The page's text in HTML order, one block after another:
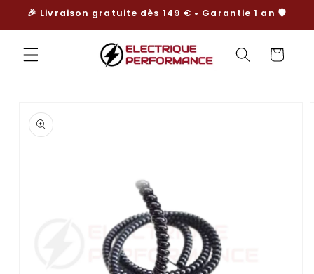
et
passer
au
contenu
🎉 Livraison gratuite dès 149 € • Garantie 1 an 🛡️
Panier
informations
produits